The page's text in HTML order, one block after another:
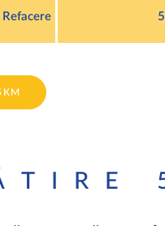
Refacere